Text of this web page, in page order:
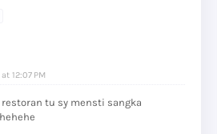
12:07 PM
tu sy mensti sangka